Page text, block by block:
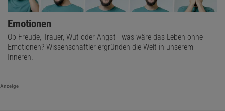
Emotionen
Ob Freude, Trauer, Wut oder Angst - was wäre das Leben ohne
Emotionen? Wissenschaftler ergründen die Welt in unserem
Inneren.
Anzeige